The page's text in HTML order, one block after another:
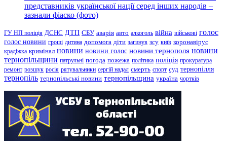
представників української нації серед інших народів –
зазнали фіаско (фото)
ГУ НП поліція ДСНС ДТП СБУ аварія авто алкоголь війна військові голос
голос новини гроші дитина допомога діти загинув зсу київ коронавірус
крадіжка кримінал новини новини голос новини тернополя новини
тернопільщини патрульні погода пожежа політика поліція прокуратура
ремонт розшук росія рятувальники сергій надал смерть спорт суд тернопілля
тернопіль тернопільські новини тернопільщина україна чортків